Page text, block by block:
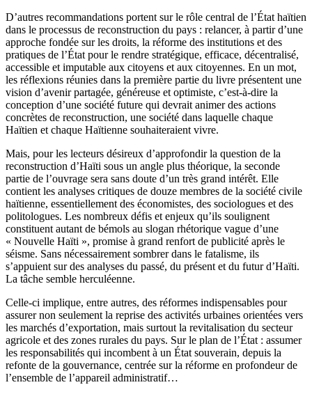
D’autres recommandations portent sur le rôle central de l’État haïtien
dans le processus de reconstruction du pays : relancer, à partir d’une
approche fondée sur les droits, la réforme des institutions et des
pratiques de l’État pour le rendre stratégique, efficace, décentralisé,
accessible et imputable aux citoyens et aux citoyennes. En un mot,
les réflexions réunies dans la première partie du livre présentent une
vision d’avenir partagée, généreuse et optimiste, c’est-à-dire la
conception d’une société future qui devrait animer des actions
concrètes de reconstruction, une société dans laquelle chaque
Haïtien et chaque Haïtienne souhaiteraient vivre.
Mais, pour les lecteurs désireux d’approfondir la question de la
reconstruction d’Haïti sous un angle plus théorique, la seconde
partie de l’ouvrage sera sans doute d’un très grand intérêt. Elle
contient les analyses critiques de douze membres de la société civile
haïtienne, essentiellement des économistes, des sociologues et des
politologues. Les nombreux défis et enjeux qu’ils soulignent
constituent autant de bémols au slogan rhétorique vague d’une
« Nouvelle Haïti », promise à grand renfort de publicité après le
séisme. Sans nécessairement sombrer dans le fatalisme, ils
s’appuient sur des analyses du passé, du présent et du futur d’Haïti.
La tâche semble herculéenne.
Celle-ci implique, entre autres, des réformes indispensables pour
assurer non seulement la reprise des activités urbaines orientées vers
les marchés d’exportation, mais surtout la revitalisation du secteur
agricole et des zones rurales du pays. Sur le plan de l’État : assumer
les responsabilités qui incombent à un État souverain, depuis la
refonte de la gouvernance, centrée sur la réforme en profondeur de
l’ensemble de l’appareil administratif…